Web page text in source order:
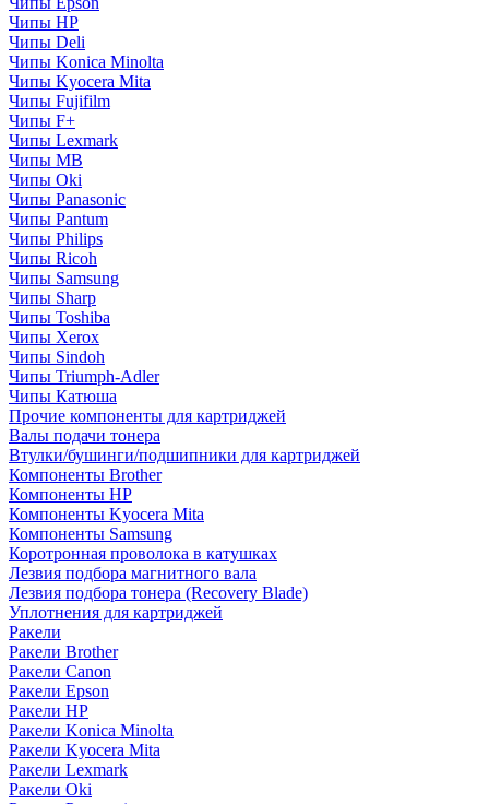
Чипы HP
Чипы Deli
Чипы Konica Minolta
Чипы Kyocera Mita
Чипы Fujifilm
Чипы F+
Чипы Lexmark
Чипы MB
Чипы Oki
Чипы Panasonic
Чипы Pantum
Чипы Philips
Чипы Ricoh
Чипы Samsung
Чипы Sharp
Чипы Toshiba
Чипы Xerox
Чипы Sindoh
Чипы Triumph-Adler
Чипы Катюша
Прочие компоненты для картриджей
Валы подачи тонера
Втулки/бушинги/подшипники для картриджей
Компоненты Brother
Компоненты HP
Компоненты Kyocera Mita
Компоненты Samsung
Коротронная проволока в катушках
Лезвия подбора магнитного вала
Лезвия подбора тонера (Recovery Blade)
Уплотнения для картриджей
Ракели
Ракели Brother
Ракели Canon
Ракели Epson
Ракели HP
Ракели Konica Minolta
Ракели Kyocera Mita
Ракели Lexmark
Ракели Oki